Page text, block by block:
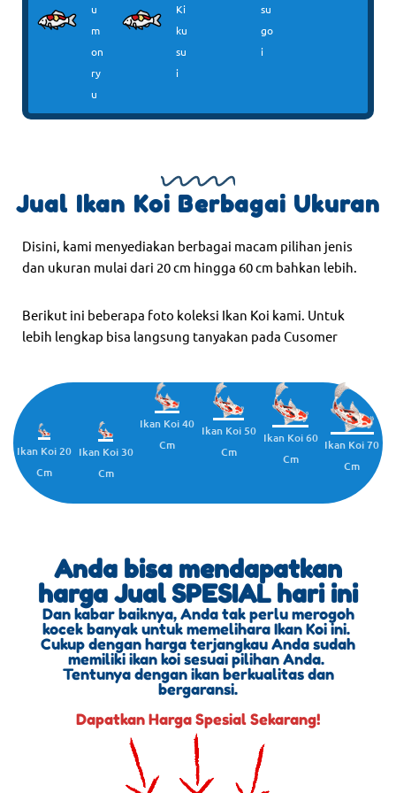
u
m
on
ry
u
Ki
ku
su
i
su
go
i
Jual Ikan Koi Berbagai Ukuran
Disini, kami menyediakan berbagai macam pilihan jenis
dan ukuran mulai dari 20 cm hingga 60 cm bahkan lebih.
Berikut ini beberapa foto koleksi Ikan Koi kami. Untuk
lebih lengkap bisa langsung tanyakan pada Cusomer
Ikan Koi 20
Cm
Ikan Koi 30
Cm
Ikan Koi 40
Cm
Ikan Koi 50
Cm
Ikan Koi 60
Cm
Ikan Koi 70
Cm
Anda bisa mendapatkan
harga Jual SPESIAL hari ini
Dan kabar baiknya, Anda tak perlu merogoh
kocek banyak untuk memelihara Ikan Koi ini.
Cukup dengan harga terjangkau Anda sudah
memiliki ikan koi sesuai pilihan Anda.
Tentunya dengan ikan berkualitas dan
bergaransi.
Dapatkan Harga Spesial Sekarang!